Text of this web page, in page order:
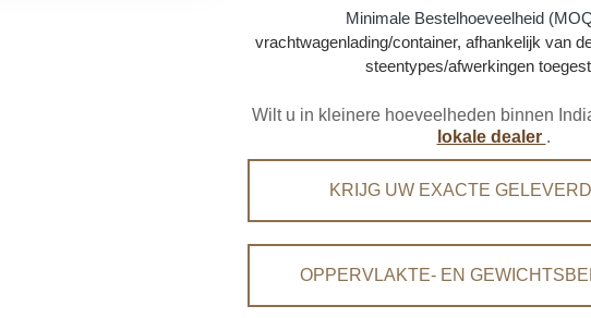
Minimale Bestelhoeveelheid
vrachtwagenlading/container, afhankelijk van
steentypes/afwerkingen
Wilt u in kleinere hoeveelheden binnen
lokale dealer .
KRIJG UW EXACTE
OPPERVLAKTE- EN